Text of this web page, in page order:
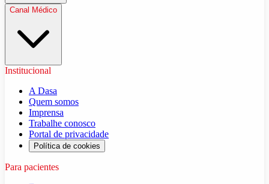
Canal Médico
Institucional
A Dasa
Quem somos
Imprensa
Trabalhe conosco
Portal de privacidade
Política de cookies
Para pacientes